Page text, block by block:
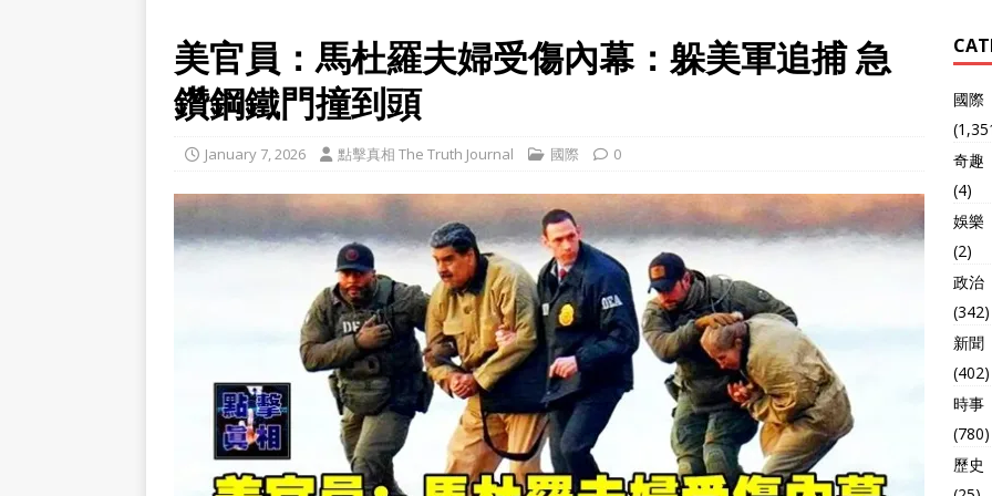
美官員：馬杜羅夫婦受傷內幕：躲美軍追捕 急
鑽鋼鐵門撞到頭
January 7, 2026 點擊真相 The Truth Journal 國際 0
國際
奇趣
(4)
娛樂
(2)
政治
(342)
新聞
(402)
時事
(780)
歷史